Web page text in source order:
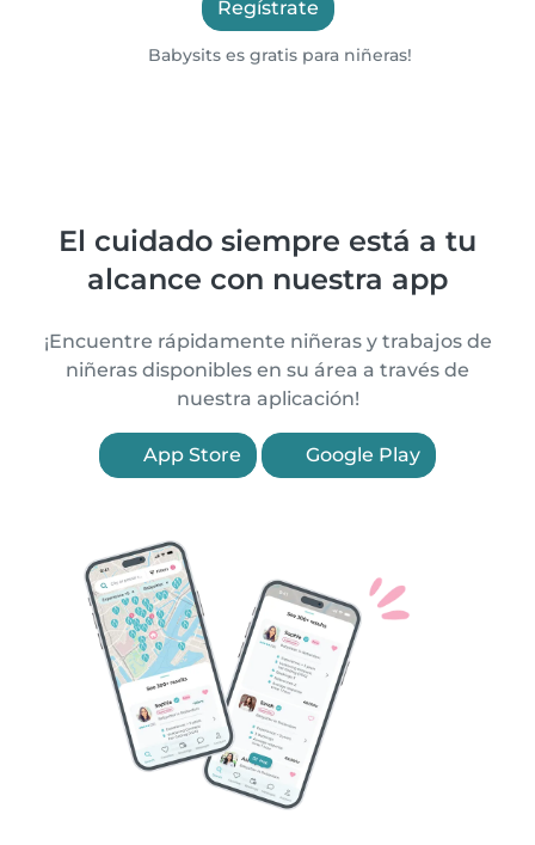
Regístrate
Babysits es gratis para niñeras!
El cuidado siempre está a tu
alcance con nuestra app
¡Encuentre rápidamente niñeras y trabajos de
niñeras disponibles en su área a través de
nuestra aplicación!
App Store Google Play